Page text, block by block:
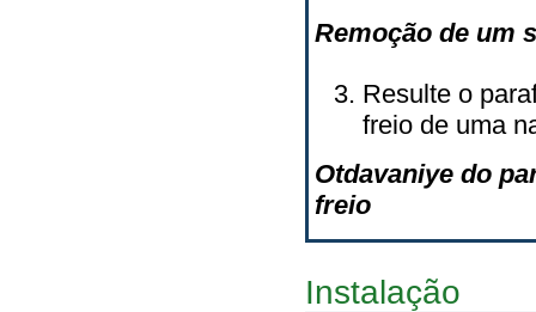
Remoção de um
Resulte o
freio de uma
Otdavaniye do
freio
Instalação